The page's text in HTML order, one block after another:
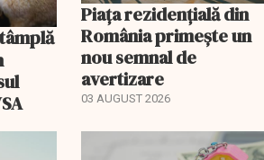
Piața rezidențială din
România primește un
nou semnal de
avertizare
03 AUGUST 2026